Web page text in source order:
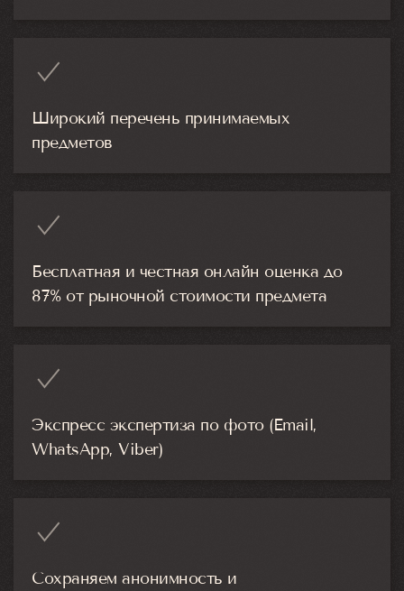
Широкий перечень принимаемых
предметов
Бесплатная и честная онлайн оценка до
87% от рыночной стоимости предмета
Экспресс экспертиза по фото (Email,
WhatsApp, Viber)
Сохраняем анонимность и